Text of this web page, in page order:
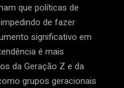
que políticas de
de fazer
significativo em
é mais
da Geração Z e da
grupos geracionais